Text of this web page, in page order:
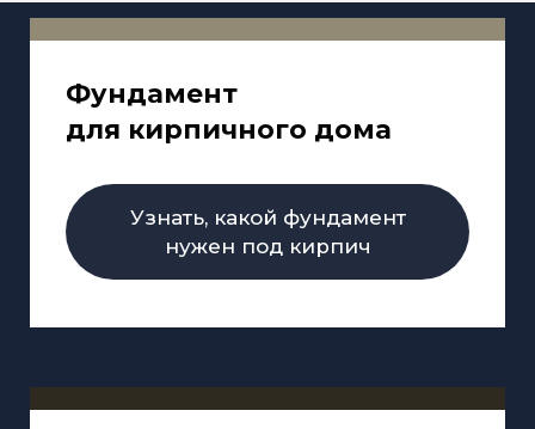
Фундамент
для кирпичного дома
Узнать, какой фундамент
нужен под кирпич